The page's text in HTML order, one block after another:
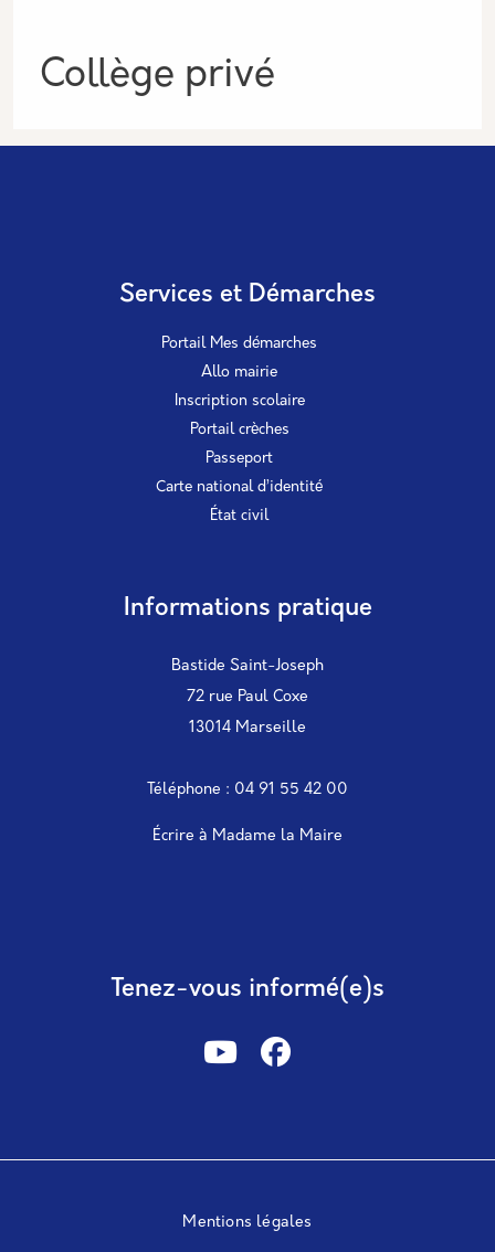
Informations
Collège privé
Services et Démarches
Portail Mes démarches
Allo mairie
Inscription scolaire
Portail crèches
Passeport
Carte national d’identité
État civil
Informations pratique
Bastide Saint-Joseph
72 rue Paul Coxe
13014 Marseille
Téléphone : 04 91 55 42 00
Écrire à Madame la Maire
Tenez-vous informé(e)s
Mentions légales